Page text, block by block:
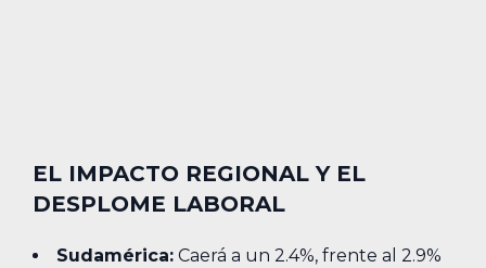
EL IMPACTO REGIONAL Y EL
DESPLOME LABORAL
Sudamérica: Caerá a un 2.4%, frente al 2.9%